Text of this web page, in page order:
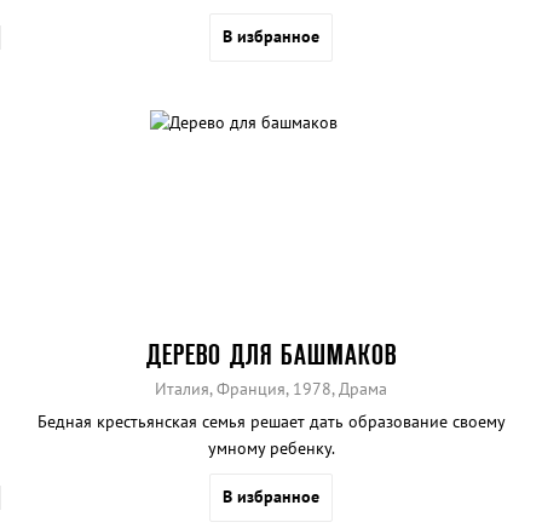
В избранное
ДЕРЕВО ДЛЯ БАШМАКОВ
Италия, Франция, 1978, Драма
Бедная крестьянская семья решает дать образование своему
умному ребенку.
В избранное